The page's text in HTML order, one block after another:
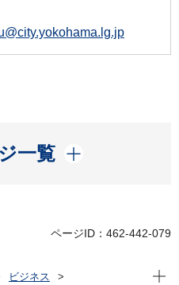
一覧
開く
ページID：462-442-079
ビジネス
現在